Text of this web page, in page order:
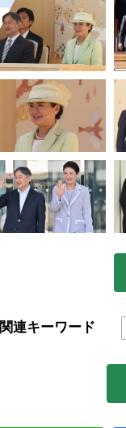
関連キーワード